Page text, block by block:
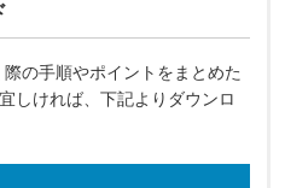
の手順やポイントをまとめた
しければ、下記よりダウンロ